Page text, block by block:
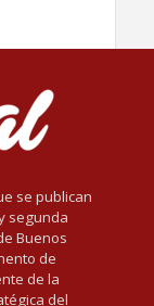
se publican
segunda
Buenos
de
de la
del